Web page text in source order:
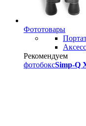
Фототовары
Рекомендуем
фотобоксSimp-Q